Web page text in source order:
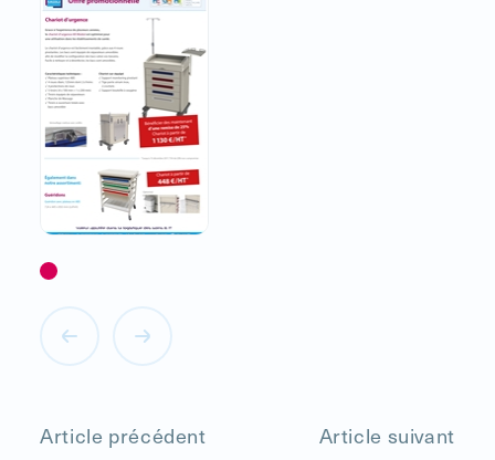
Article précédent Article suivant